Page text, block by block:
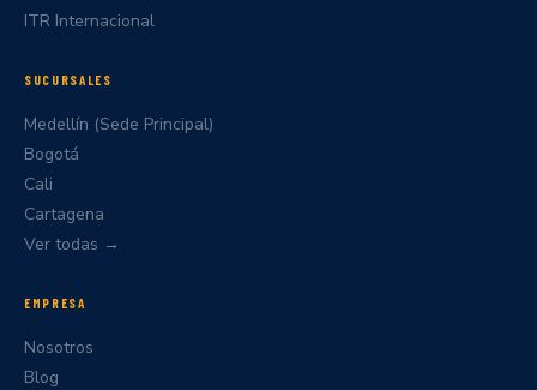
ITR Internacional
SUCURSALES
Medellín (Sede Principal)
Bogotá
Cali
Cartagena
Ver todas →
EMPRESA
Nosotros
Blog